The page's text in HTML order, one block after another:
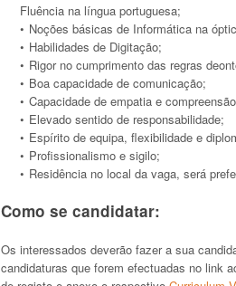
Fluência na língua portuguesa;
Noções básicas de Informática na
Habilidades de Digitação;
Rigor no cumprimento das regras
Boa capacidade de comunicação;
Capacidade de empatia e
Elevado sentido de responsabilidade;
Espírito de equipa, flexibilidade e
Profissionalismo e sigilo;
Residência no local da vaga, será
Como se candidatar:
Os interessados deverão fazer a sua
candidaturas que forem efectuadas no link